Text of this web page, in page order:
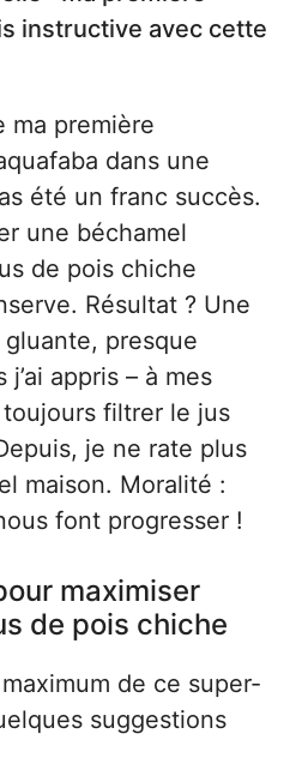
instructive avec cette
ma première
dans une
été un franc succès.
une béchamel
de pois chiche
Résultat ? Une
presque
appris – à mes
toujours filtrer le jus
je ne rate plus
maison. Moralité :
font progresser !
maximiser
de pois chiche
de ce super-
suggestions